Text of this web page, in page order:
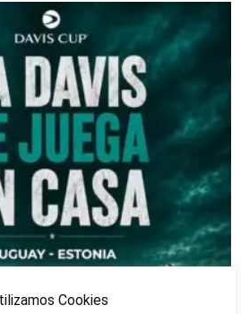
al Círculo
Cookies